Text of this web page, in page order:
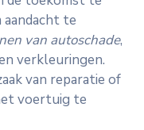
te
van autoschade,
verkleuringen.
van reparatie of
voertuig te